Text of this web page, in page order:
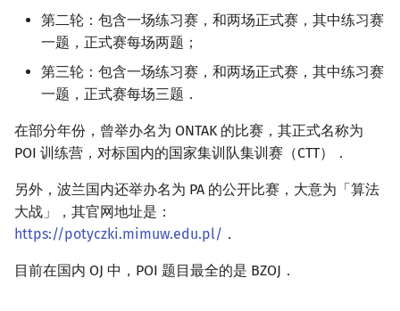
第二轮：包含一场练习赛，和两场正式赛，其中练习赛
一题，正式赛每场两题；
第三轮：包含一场练习赛，和两场正式赛，其中练习赛
一题，正式赛每场三题．
在部分年份，曾举办名为 ONTAK 的比赛，其正式名称为
POI 训练营，对标国内的国家集训队集训赛（CTT）．
另外，波兰国内还举办名为 PA 的公开比赛，大意为「算法
大战」，其官网地址是：
https://potyczki.mimuw.edu.pl/ ．
目前在国内 OJ 中，POI 题目最全的是 BZOJ．